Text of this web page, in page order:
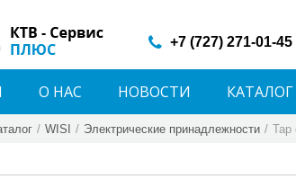
+7 (727) 271-01-45
О НАС НОВОСТИ КАТАЛОГ
/ WISI / Электрические принадлежности / Tap